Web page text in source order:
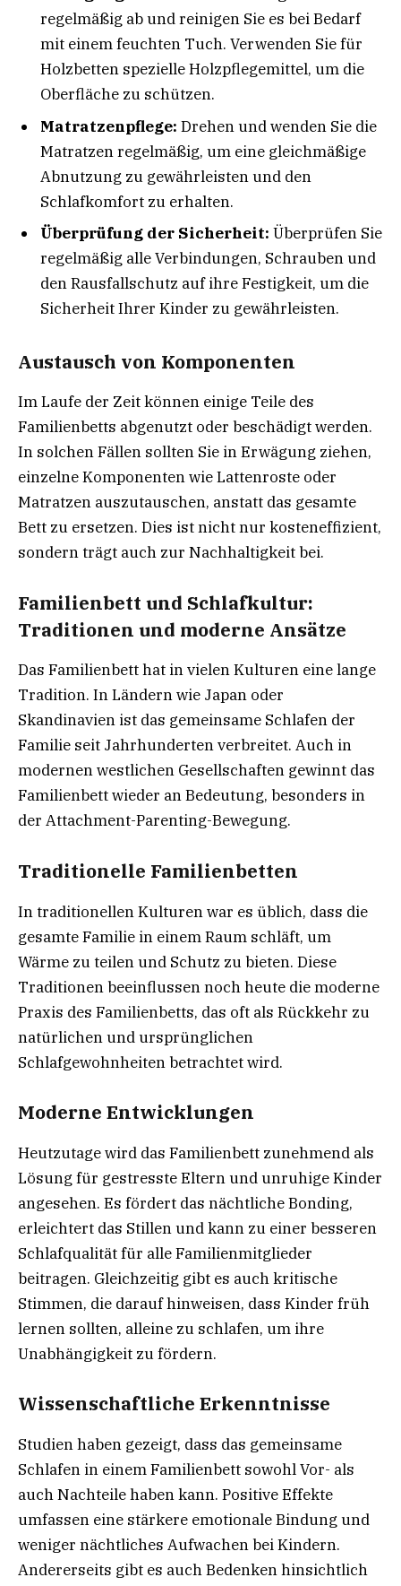
regelmäßig ab und reinigen Sie es bei Bedarf
mit einem feuchten Tuch. Verwenden Sie für
Holzbetten spezielle Holzpflegemittel, um die
Oberfläche zu schützen.
Matratzenpflege: Drehen und wenden Sie die
Matratzen regelmäßig, um eine gleichmäßige
Abnutzung zu gewährleisten und den
Schlafkomfort zu erhalten.
Überprüfung der Sicherheit: Überprüfen Sie
regelmäßig alle Verbindungen, Schrauben und
den Rausfallschutz auf ihre Festigkeit, um die
Sicherheit Ihrer Kinder zu gewährleisten.
Austausch von Komponenten
Im Laufe der Zeit können einige Teile des
Familienbetts abgenutzt oder beschädigt werden.
In solchen Fällen sollten Sie in Erwägung ziehen,
einzelne Komponenten wie Lattenroste oder
Matratzen auszutauschen, anstatt das gesamte
Bett zu ersetzen. Dies ist nicht nur kosteneffizient,
sondern trägt auch zur Nachhaltigkeit bei.
Familienbett und Schlafkultur:
Traditionen und moderne Ansätze
Das Familienbett hat in vielen Kulturen eine lange
Tradition. In Ländern wie Japan oder
Skandinavien ist das gemeinsame Schlafen der
Familie seit Jahrhunderten verbreitet. Auch in
modernen westlichen Gesellschaften gewinnt das
Familienbett wieder an Bedeutung, besonders in
der Attachment-Parenting-Bewegung.
Traditionelle Familienbetten
In traditionellen Kulturen war es üblich, dass die
gesamte Familie in einem Raum schläft, um
Wärme zu teilen und Schutz zu bieten. Diese
Traditionen beeinflussen noch heute die moderne
Praxis des Familienbetts, das oft als Rückkehr zu
natürlichen und ursprünglichen
Schlafgewohnheiten betrachtet wird.
Moderne Entwicklungen
Heutzutage wird das Familienbett zunehmend als
Lösung für gestresste Eltern und unruhige Kinder
angesehen. Es fördert das nächtliche Bonding,
erleichtert das Stillen und kann zu einer besseren
Schlafqualität für alle Familienmitglieder
beitragen. Gleichzeitig gibt es auch kritische
Stimmen, die darauf hinweisen, dass Kinder früh
lernen sollten, alleine zu schlafen, um ihre
Unabhängigkeit zu fördern.
Wissenschaftliche Erkenntnisse
Studien haben gezeigt, dass das gemeinsame
Schlafen in einem Familienbett sowohl Vor- als
auch Nachteile haben kann. Positive Effekte
umfassen eine stärkere emotionale Bindung und
weniger nächtliches Aufwachen bei Kindern.
Andererseits gibt es auch Bedenken hinsichtlich